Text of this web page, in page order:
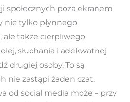
społecznych poza ekranem
nie tylko płynnego
ale także cierpliwego
słuchania i adekwatnej
drugiej osoby. To są
nie zastąpi żaden czat.
od social media może – przy